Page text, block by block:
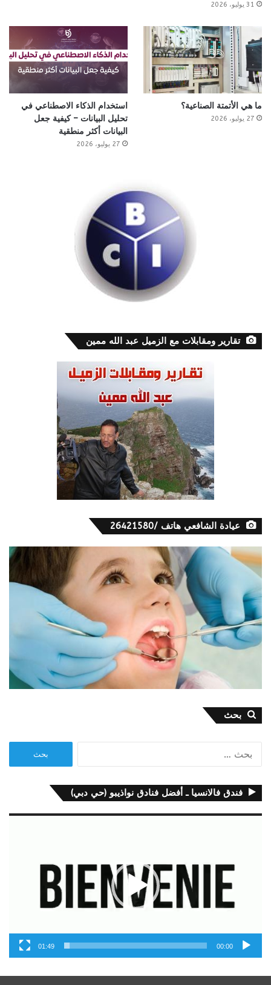
31 يوليو، 2026
ما هي الأتمتة الصناعية؟
27 يوليو، 2026
استخدام الذكاء الاصطناعي في
تحليل البيانات – كيفية جعل
البيانات أكثر منطقية
27 يوليو، 2026
تقارير ومقابلات مع الزميل عبد الله ممين
عيادة الشافعي هاتف /26421580
بحث
فندق فالانسيا ـ أفضل فنادق نواذيبو (حي دبي)
00:00
01:49